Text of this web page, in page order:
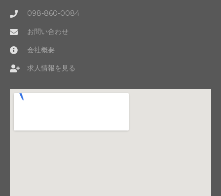
098-860-0084
お問い合わせ
会社概要
求人情報を見る